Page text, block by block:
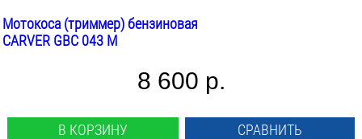
Мотокоса (триммер) бензиновая
CARVER GBC 043 M
8 600 р.
В КОРЗИНУ СРАВНИТЬ